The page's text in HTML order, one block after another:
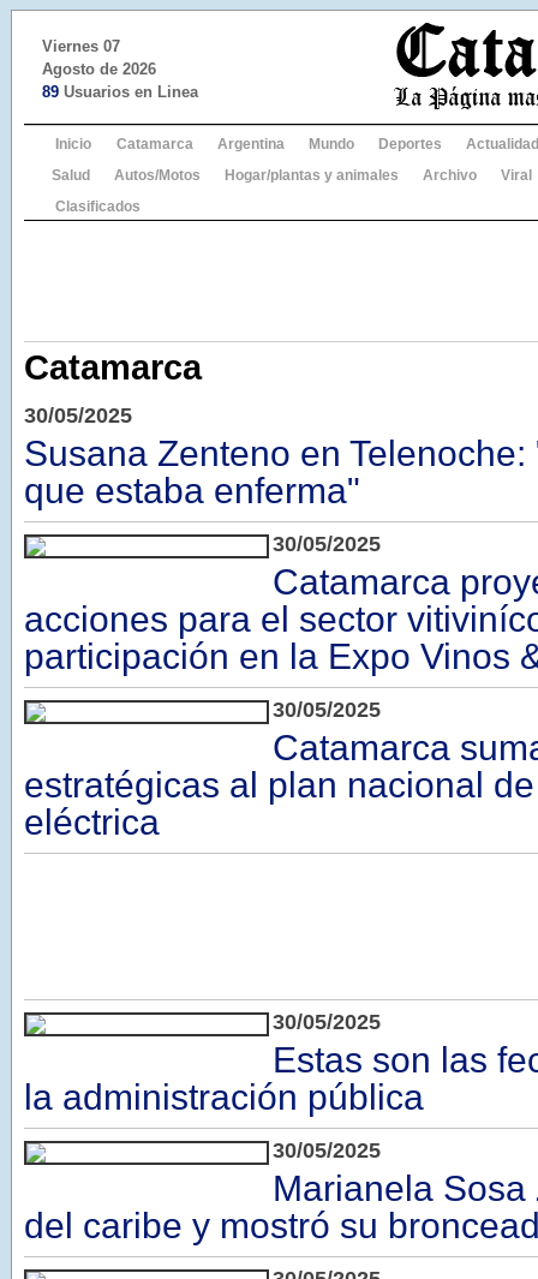
Viernes 07
Agosto de 2026
89 Usuarios en Linea
Inicio Catamarca Argentina Mundo Deportes
Actualidad
Salud
Autos/Motos Hogar/plantas y animales Archivo
Viral
Clasificados
Catamarca
30/05/2025
Susana Zenteno en
que estaba enferma"
30/05/2025
Catamarca
acciones para el sector
participación en la Expo Vinos
30/05/2025
Catamarca
estratégicas al plan nacional
eléctrica
30/05/2025
Estas son las
la administración pública
30/05/2025
Marianela
del caribe y mostró su